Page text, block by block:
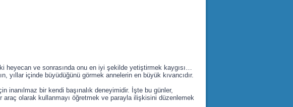
heyecan ve sonrasında onu en iyi şekilde yetiştirmek kaygısı…
yıllar içinde büyüdüğünü görmek annelerin en büyük kıvancıdır.
inanılmaz bir kendi başınalık deneyimidir. İşte bu günler,
olarak kullanmayı öğretmek ve parayla ilişkisini düzenlemek